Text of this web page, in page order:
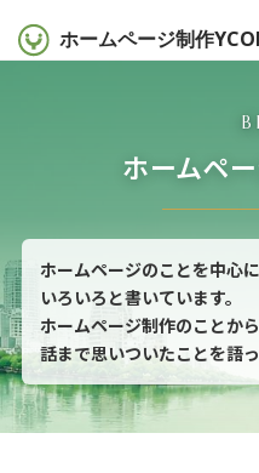
ホームページ制作
ホームペ
ホームページのことを中心
いろいろと書いています。
ホームページ制作のことか
話まで思いついたことを語っ